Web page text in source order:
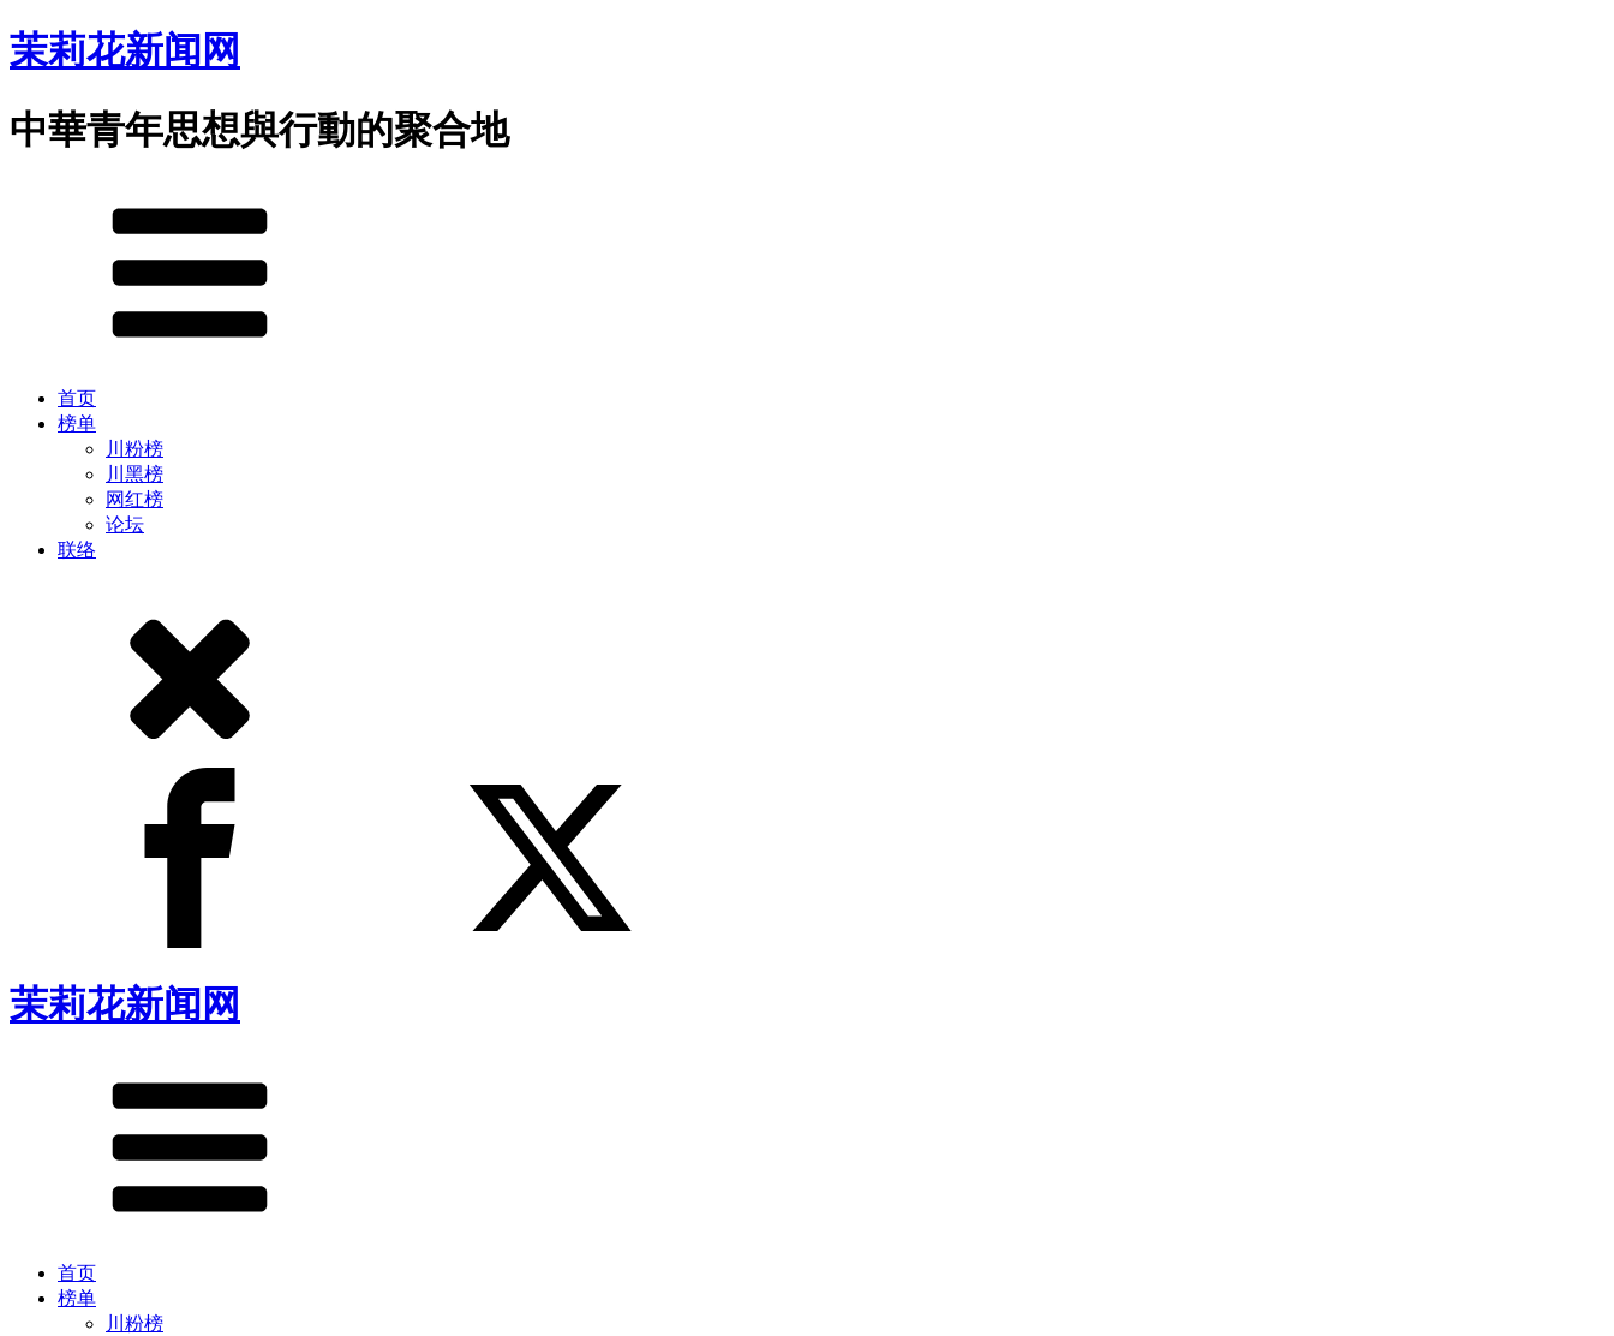
茉莉花新闻网
中華青年思想與行動的聚合地
首页
榜单
川粉榜
川黑榜
网红榜
论坛
联络
茉莉花新闻网
首页
榜单
川粉榜